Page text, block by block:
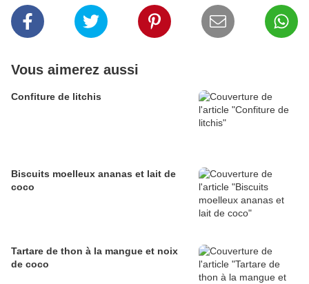
Vous aimerez aussi
Confiture de litchis
Biscuits moelleux ananas et lait de
coco
Tartare de thon à la mangue et noix
de coco